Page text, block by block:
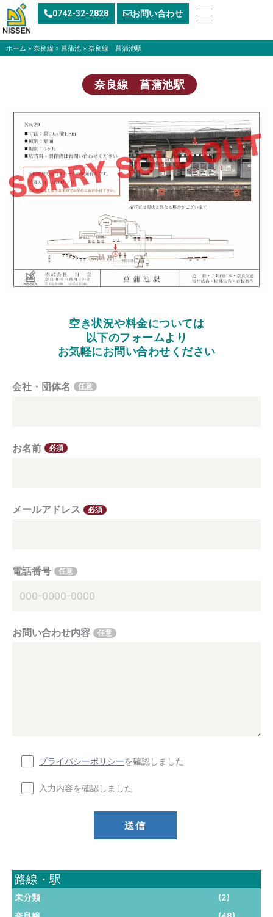
内
容
を
ス
0742-32-2828 お問い合わせ
ホーム » 奈良線 » 菖蒲池 » 奈良線 菖蒲池駅
奈良線 菖蒲池駅
空き状況や料金については
以下のフォームより
お気軽にお問い合わせください
会社・団体名 任意
お名前 必須
メールアドレス 必須
電話番号 任意
お問い合わせ内容 任意
プライバシーポリシーを確認しました
入力内容を確認しました
路線・駅
未分類
(2)